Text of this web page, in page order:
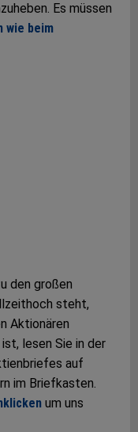
Es müssen
wie beim
den großen
steht,
Aktio­nären
lesen Sie in der
auf
im Briefkasten.
um uns